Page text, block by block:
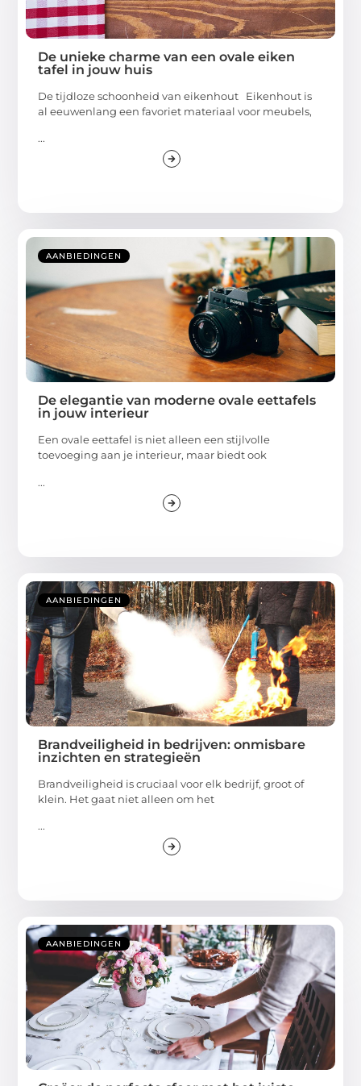
De unieke charme van een ovale eiken
tafel in jouw huis
De tijdloze schoonheid van eikenhout Eikenhout is
al eeuwenlang een favoriet materiaal voor meubels,
...
AANBIEDINGEN
De elegantie van moderne ovale eettafels
in jouw interieur
Een ovale eettafel is niet alleen een stijlvolle
toevoeging aan je interieur, maar biedt ook
...
AANBIEDINGEN
Brandveiligheid in bedrijven: onmisbare
inzichten en strategieën
Brandveiligheid is cruciaal voor elk bedrijf, groot of
klein. Het gaat niet alleen om het
...
AANBIEDINGEN